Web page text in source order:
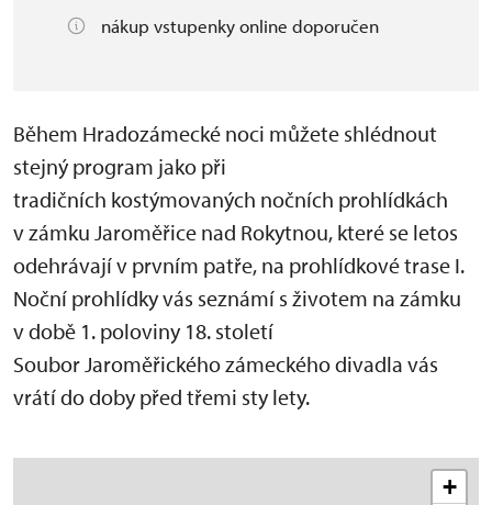
nákup vstupenky online doporučen
Během Hradozámecké noci můžete shlédnout
stejný program jako při
tradičních kostýmovaných nočních prohlídkách
v zámku Jaroměřice nad Rokytnou, které se letos
odehrávají v prvním patře, na prohlídkové trase I.
Noční prohlídky vás seznámí s životem na zámku
v době 1. poloviny 18. století
Soubor Jaroměřického zámeckého divadla vás
vrátí do doby před třemi sty lety.
+